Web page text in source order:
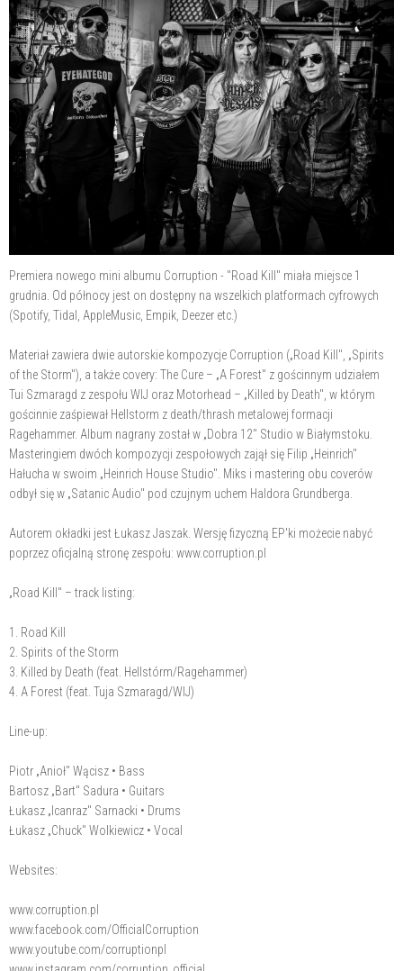
Premiera nowego mini albumu Corruption - "Road Kill" miała miejsce 1
grudnia. Od północy jest on dostępny na wszelkich platformach cyfrowych
(Spotify, Tidal, AppleMusic, Empik, Deezer etc.)
Materiał zawiera dwie autorskie kompozycje Corruption („Road Kill", „Spirits
of the Storm"), a także covery: The Cure – „A Forest" z gościnnym udziałem
Tui Szmaragd z zespołu WIJ oraz Motorhead – „Killed by Death", w którym
gościnnie zaśpiewał Hellstorm z death/thrash metalowej formacji
Ragehammer. Album nagrany został w „Dobra 12" Studio w Białymstoku.
Masteringiem dwóch kompozycji zespołowych zajął się Filip „Heinrich"
Hałucha w swoim „Heinrich House Studio". Miks i mastering obu coverów
odbył się w „Satanic Audio" pod czujnym uchem Haldora Grundberga.
Autorem okładki jest Łukasz Jaszak. Wersję fizyczną EP'ki możecie nabyć
poprzez oficjalną stronę zespołu: www.corruption.pl
„Road Kill" – track listing:
1. Road Kill
2. Spirits of the Storm
3. Killed by Death (feat. Hellstórm/Ragehammer)
4. A Forest (feat. Tuja Szmaragd/WIJ)
Line-up:
Piotr „Anioł" Wącisz • Bass
Bartosz „Bart" Sadura • Guitars
Łukasz „Icanraz" Sarnacki • Drums
Łukasz „Chuck" Wolkiewicz • Vocal
Websites:
www.corruption.pl
www.facebook.com/OfficialCorruption
www.youtube.com/corruptionpl